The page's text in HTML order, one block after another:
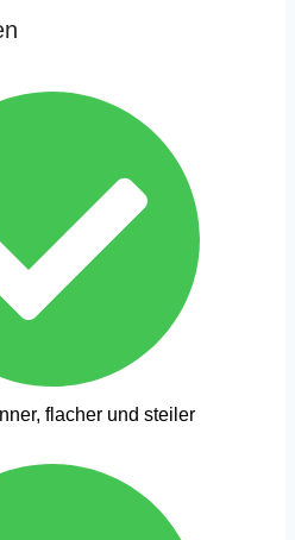
flacher und steiler